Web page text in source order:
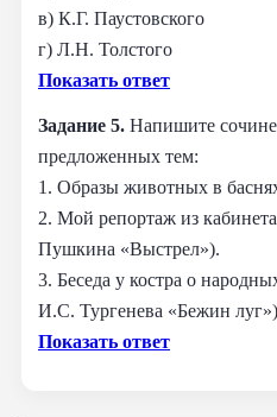
в) К.Г. Паустовского
г) Л.Н. Толстого
Показать ответ
Задание 5. Напишите
предложенных тем:
1. Образы животных в
2. Мой репортаж из
Пушкина «Выстрел»).
3. Беседа у костра о
И.С. Тургенева «Бежин
Показать ответ